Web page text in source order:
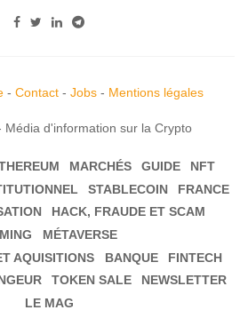
- Contact- Jobs- Mentions légales
d'information sur la Crypto
MARCHÉS GUIDE
NFT
STABLECOIN
FRANCE
HACK, FRAUDE ET SCAM
MÉTAVERSE
AQUISITIONS
BANQUE
FINTECH
TOKEN SALE
NEWSLETTER
LE MAG